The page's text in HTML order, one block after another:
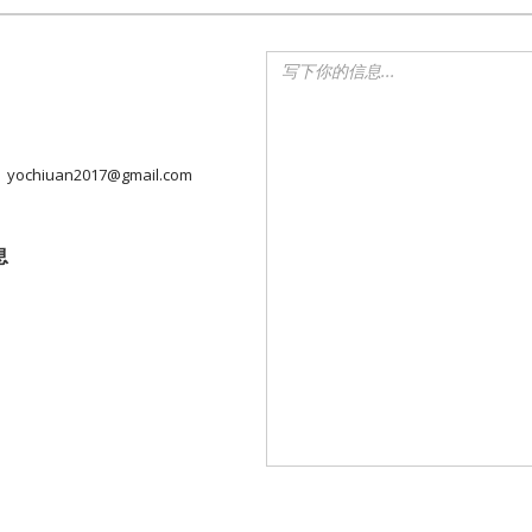
yochiuan2017@gmail.com